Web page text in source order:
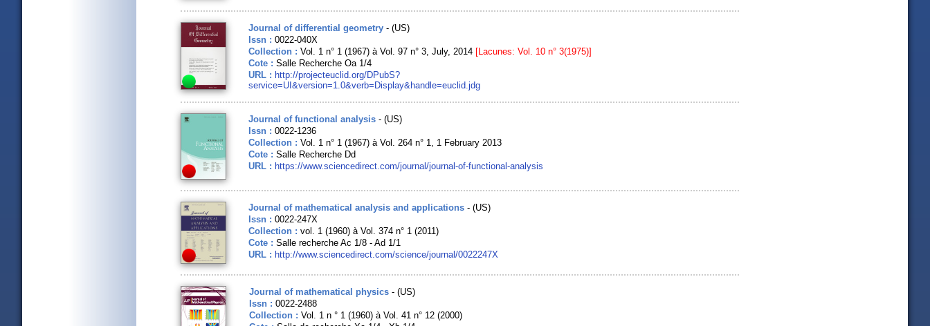
Journal of differential geometry- (US)
Issn : 0022-040X
Collection : Vol. 1 n° 1 (1967) à Vol. 97 n° 3, July, 2014 [Lacunes: Vol. 10 n° 3(1975)]
Cote : Salle Recherche Oa 1/4
URL : http://projecteuclid.org/DPubS?
service=UI&version=1.0&verb=Display&handle=euclid.jdg
Journal of functional analysis- (US)
Issn : 0022-1236
Collection : Vol. 1 n° 1 (1967) à Vol. 264 n° 1, 1 February 2013
Cote : Salle Recherche Dd
URL : https://www.sciencedirect.com/journal/journal-of-functional-analysis
Journal of mathematical analysis and applications- (US)
Issn : 0022-247X
Collection : vol. 1 (1960) à Vol. 374 n° 1 (2011)
Cote : Salle recherche Ac 1/8 - Ad 1/1
URL : http://www.sciencedirect.com/science/journal/0022247X
Journal of mathematical physics- (US)
Issn : 0022-2488
Collection : Vol. 1 n ° 1 (1960) à Vol. 41 n° 12 (2000)